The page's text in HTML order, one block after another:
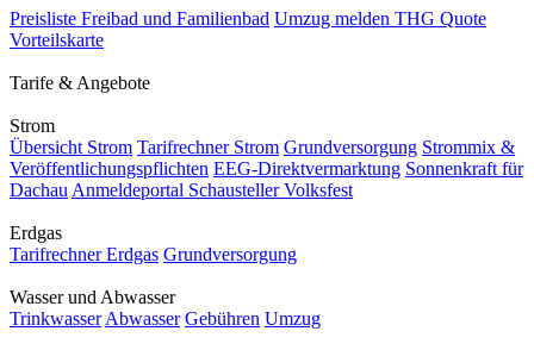
Preisliste Freibad und Familienbad Umzug melden THG Quote
Vorteilskarte
Tarife & Angebote
Strom
Übersicht Strom Tarifrechner Strom Grundversorgung Strommix &
Veröffentlichungspflichten EEG-Direktvermarktung Sonnenkraft für
Dachau Anmeldeportal Schausteller Volksfest
Erdgas
Tarifrechner Erdgas Grundversorgung
Wasser und Abwasser
Trinkwasser Abwasser Gebühren Umzug